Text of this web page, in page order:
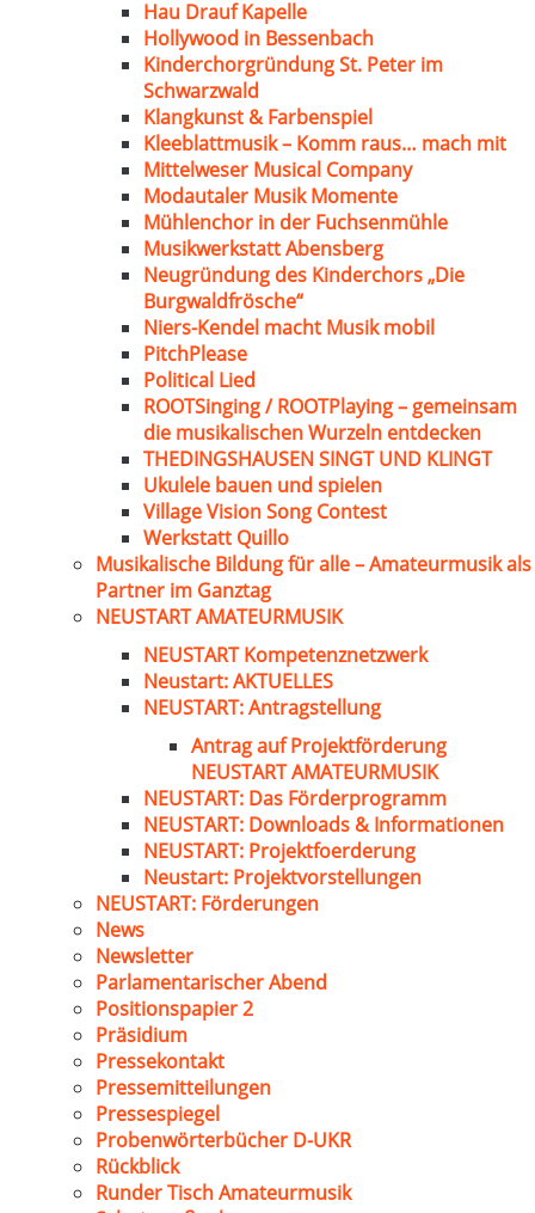
Hau Drauf Kapelle
Hollywood in Bessenbach
Kinderchorgründung St. Peter im
Schwarzwald
Klangkunst & Farbenspiel
Kleeblattmusik – Komm raus… mach mit
Mittelweser Musical Company
Modautaler Musik Momente
Mühlenchor in der Fuchsenmühle
Musikwerkstatt Abensberg
Neugründung des Kinderchors „Die
Burgwaldfrösche“
Niers-Kendel macht Musik mobil
PitchPlease
Political Lied
ROOTSinging / ROOTPlaying – gemeinsam
die musikalischen Wurzeln entdecken
THEDINGSHAUSEN SINGT UND KLINGT
Ukulele bauen und spielen
Village Vision Song Contest
Werkstatt Quillo
Musikalische Bildung für alle – Amateurmusik als
Partner im Ganztag
NEUSTART AMATEURMUSIK
NEUSTART Kompetenznetzwerk
Neustart: AKTUELLES
NEUSTART: Antragstellung
Antrag auf Projektförderung
NEUSTART AMATEURMUSIK
NEUSTART: Das Förderprogramm
NEUSTART: Downloads & Informationen
NEUSTART: Projektfoerderung
Neustart: Projektvorstellungen
NEUSTART: Förderungen
News
Newsletter
Parlamentarischer Abend
Positionspapier 2
Präsidium
Pressekontakt
Pressemitteilungen
Pressespiegel
Probenwörterbücher D-UKR
Rückblick
Runder Tisch Amateurmusik